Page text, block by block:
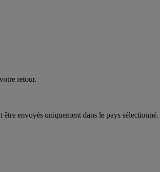
retour.
envoyés uniquement dans le pays sélectionné.